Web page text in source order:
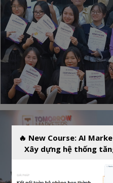
🔥 New Course: AI
Xây dựng hệ thống